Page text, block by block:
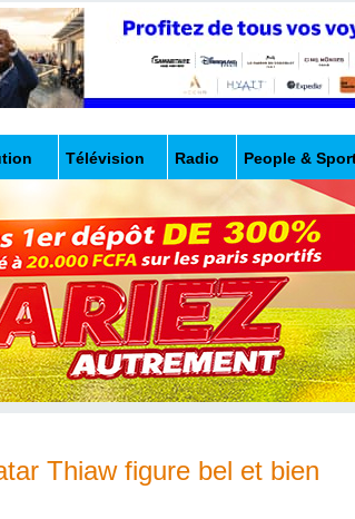
Télévision Radio People &
Thiaw figure bel et bien